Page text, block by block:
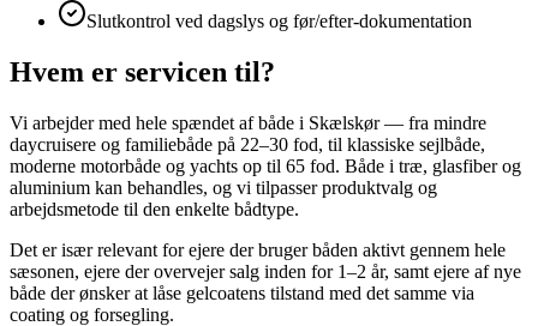
Slutkontrol ved dagslys og før/efter-dokumentation
Hvem er servicen til?
Vi arbejder med hele spændet af både i Skælskør — fra mindre
daycruisere og familiebåde på 22–30 fod, til klassiske sejlbåde,
moderne motorbåde og yachts op til 65 fod. Både i træ, glasfiber og
aluminium kan behandles, og vi tilpasser produktvalg og
arbejdsmetode til den enkelte bådtype.
Det er især relevant for ejere der bruger båden aktivt gennem hele
sæsonen, ejere der overvejer salg inden for 1–2 år, samt ejere af nye
både der ønsker at låse gelcoatens tilstand med det samme via
coating og forsegling.